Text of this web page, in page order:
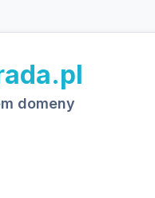
domeny